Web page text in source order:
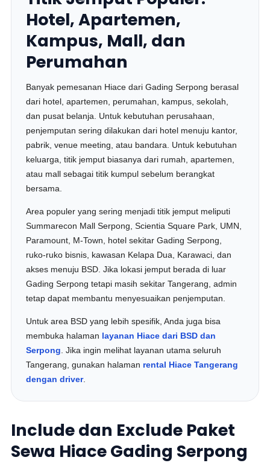
Hotel, Apartemen,
Kampus, Mall, dan
Perumahan
Banyak pemesanan Hiace dari Gading Serpong berasal
dari hotel, apartemen, perumahan, kampus, sekolah,
dan pusat belanja. Untuk kebutuhan perusahaan,
penjemputan sering dilakukan dari hotel menuju kantor,
pabrik, venue meeting, atau bandara. Untuk kebutuhan
keluarga, titik jemput biasanya dari rumah, apartemen,
atau mall sebagai titik kumpul sebelum berangkat
bersama.
Area populer yang sering menjadi titik jemput meliputi
Summarecon Mall Serpong, Scientia Square Park, UMN,
Paramount, M-Town, hotel sekitar Gading Serpong,
ruko-ruko bisnis, kawasan Kelapa Dua, Karawaci, dan
akses menuju BSD. Jika lokasi jemput berada di luar
Gading Serpong tetapi masih sekitar Tangerang, admin
tetap dapat membantu menyesuaikan penjemputan.
Untuk area BSD yang lebih spesifik, Anda juga bisa
membuka halaman layanan Hiace dari BSD dan
Serpong . Jika ingin melihat layanan utama seluruh
Tangerang, gunakan halaman rental Hiace Tangerang
dengan driver.
Include dan Exclude Paket
Sewa Hiace Gading Serpong